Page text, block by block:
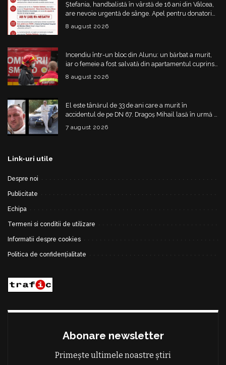
Ștefania, handbalistă în vârstă de 16 ani din Vâlcea,
are nevoie urgentă de sânge. Apel pentru donatori
cu grupa AB IV negativ
8 august 2026
Incendiu într-un bloc din Alunu: un bărbat a murit,
iar o femeie a fost salvată din apartamentul cuprins
de flăcări
8 august 2026
El este tânărul de 33 de ani care a murit în
accidentul de pe DN 67. Dragoș Mihail lasă în urmă o
7 august 2026
Link-uri utile
Despre noi
Publicitate
Echipa
Termeni si conditii de utilizare
Informatii despre cookies
Politica de confidențialitate
Abonare newsletter
Primește ultimele noastre știri